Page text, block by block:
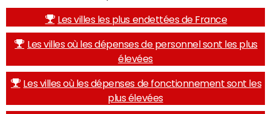
Les villes les plus endettées de France
Les villes où les dépenses de personnel sont les plus
élevées
Les villes où les dépenses de fonctionnement sont les
plus élevées